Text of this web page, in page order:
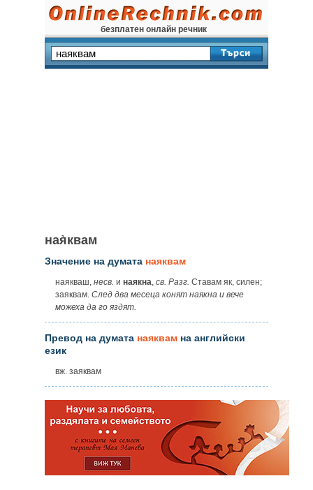
безплатен онлайн речник
ная̀квам
Значение на думата наяквам
наякваш, несв. и наякна, св. Разг. Ставам як, силен;
заяквам. След два месеца конят наякна и вече
можеха да го яздят.
Превод на думата наяквам на английски
език
вж. заяквам